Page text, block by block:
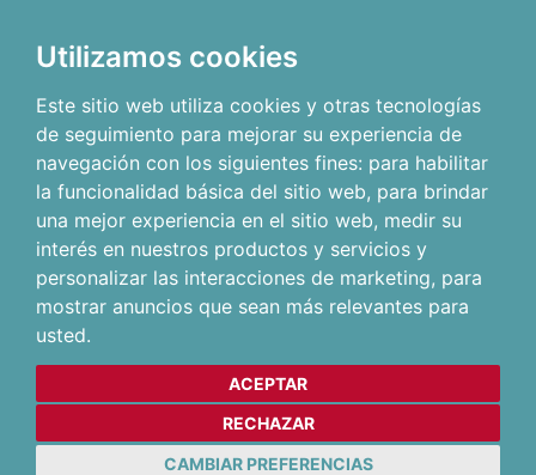
Utilizamos cookies
Este sitio web utiliza cookies y otras tecnologías
de seguimiento para mejorar su experiencia de
navegación con los siguientes fines: para habilitar
la funcionalidad básica del sitio web, para brindar
una mejor experiencia en el sitio web, medir su
interés en nuestros productos y servicios y
personalizar las interacciones de marketing, para
mostrar anuncios que sean más relevantes para
usted.
ACEPTAR
RECHAZAR
CAMBIAR PREFERENCIAS